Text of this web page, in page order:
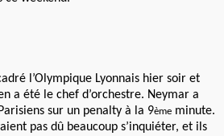
l’Olympique Lyonnais hier soir et
a été le chef d’orchestre. Neymar a
sur un penalty à la 9ème minute.
pas dû beaucoup s’inquiéter, et ils